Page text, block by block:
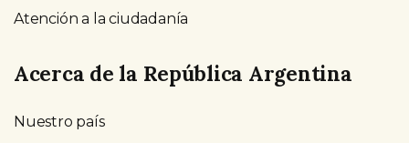
Atención a la ciudadanía
Acerca de la República Argentina
Nuestro país